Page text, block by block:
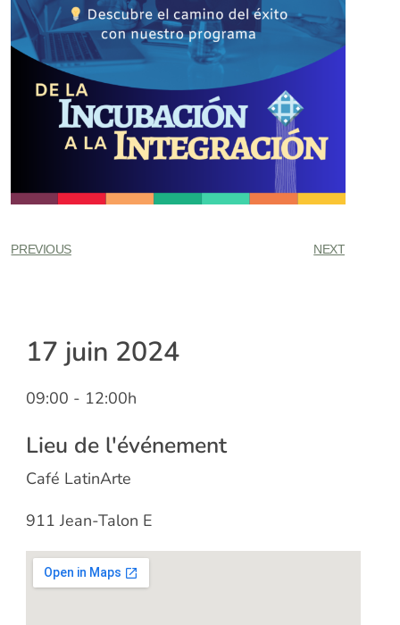
PREVIOUS NEXT
17 juin 2024
09:00 - 12:00h
Lieu de l'événement
Café LatinArte
911 Jean-Talon E